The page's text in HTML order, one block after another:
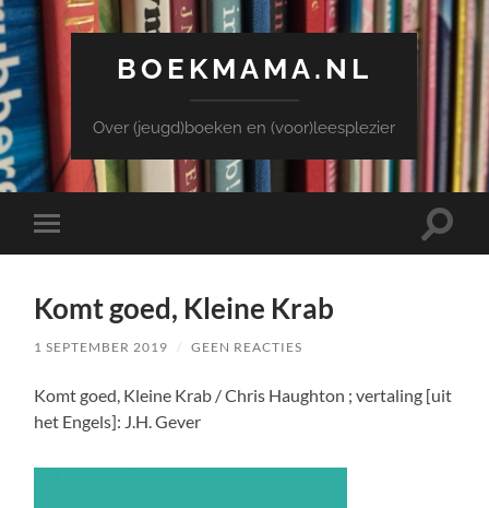
BOEKMAMA.NL
Over (jeugd)boeken en (voor)leesplezier
Toggle
mobiel
Toggle
Komt goed, Kleine Krab
1 SEPTEMBER 2019 / GEEN REACTIES
Komt goed, Kleine Krab / Chris Haughton ; vertaling [uit
het Engels]: J.H. Gever